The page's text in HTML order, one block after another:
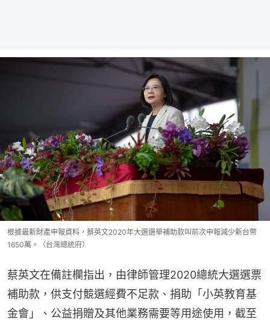
根據最新財產申報資料，蔡英文2020年大選選舉補助款叫前次申報減少新台幣
1650萬。（台灣總統府）
蔡英文在備註欄指出，由律師管理2020總統大選選票
補助款，供支付競選經費不足款、捐助「小英教育基
金會」、公益捐贈及其他業務需要等用途使用，截至